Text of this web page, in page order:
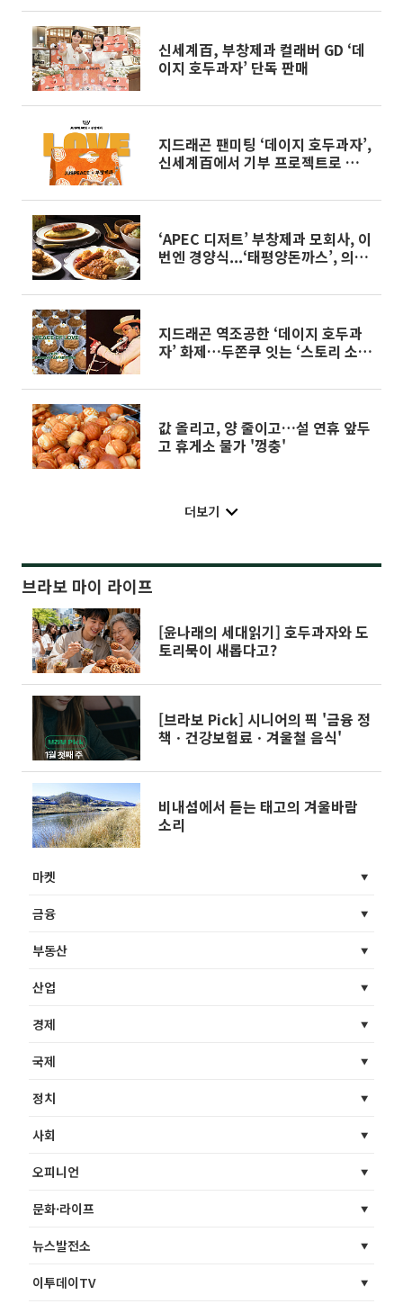
신세계百, 부창제과 컬래버 GD ‘데
이지 호두과자’ 단독 판매
지드래곤 팬미팅 ‘데이지 호두과자’,
신세계百에서 기부 프로젝트로 재등
‘APEC 디저트’ 부창제과 모회사, 이
번엔 경양식...‘태평양돈까스’, 의왕
지드래곤 역조공한 ‘데이지 호두과
자’ 화제…두쫀쿠 잇는 ‘스토리 소
값 올리고, 양 줄이고…설 연휴 앞두
고 휴게소 물가 '껑충'
더보기
브라보 마이 라이프
[윤나래의 세대읽기] 호두과자와 도
토리묵이 새롭다고?
[브라보 Pick] 시니어의 픽 '금융 정
책ㆍ건강보험료ㆍ겨울철 음식'
비내섬에서 듣는 태고의 겨울바람
소리
마켓
금융
부동산
산업
경제
국제
정치
사회
오피니언
문화·라이프
뉴스발전소
이투데이TV